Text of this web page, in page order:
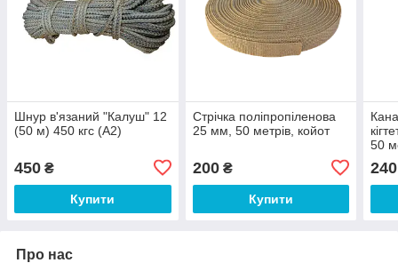
Шнур в'язаний "Калуш" 12
(50 м) 450 кгс (A2)
450 ₴
Купити
Стрічка поліпропіленова
25 мм, 50 метрів, койот
200₴
Купити
50
240
Про нас